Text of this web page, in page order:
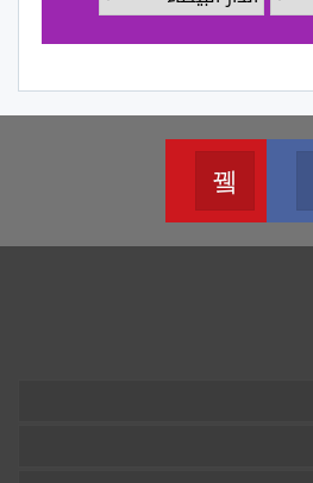
Facebook
Join us on Facebook